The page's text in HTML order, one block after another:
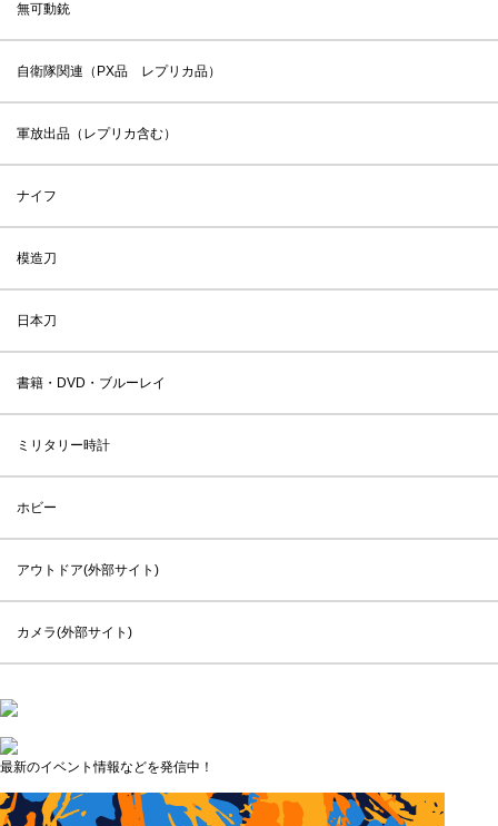
無可動銃
自衛隊関連（PX品 レプリカ品）
軍放出品（レプリカ含む）
ナイフ
模造刀
日本刀
書籍・DVD・ブルーレイ
ミリタリー時計
ホビー
アウトドア(外部サイト)
カメラ(外部サイト)
最新のイベント情報などを発信中！